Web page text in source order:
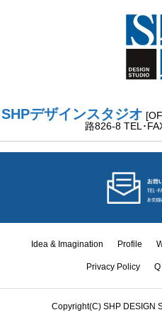
SHPデザインスタジオ
路826-8 TEL･
Idea & Imagination Profile
Privacy Policy
Copyright(C) SHP DESIGN